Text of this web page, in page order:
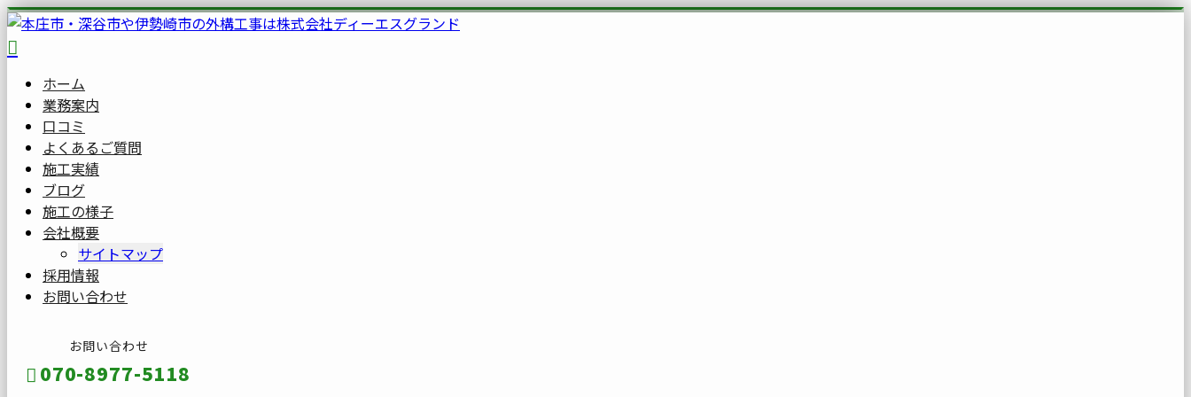
ホーム
業務案内
口コミ
よくあるご質問
施工実績
ブログ
施工の様子
会社概要
サイトマップ
採用情報
お問い合わせ
お問い合わせ
070-8977-5118